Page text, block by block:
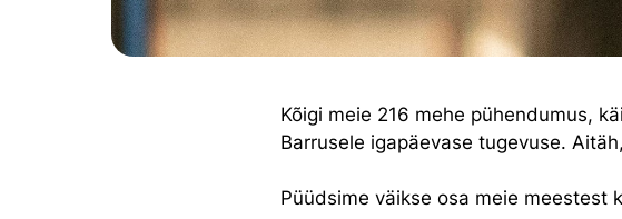
Kõigi meie 216 mehe pühendumus,
Barrusele igapäevase tugevuse.
Püüdsime väikse osa meie meestest